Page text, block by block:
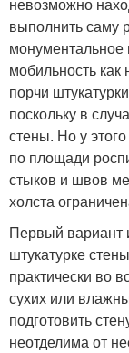
выполнить саму
монументальное
мобильность как
порчи
поскольку в
стены. Но у
по площади
стыков и швов
холста
Первый вариант
штукатурке
практически во
сухих или
подготовить
неотделима от